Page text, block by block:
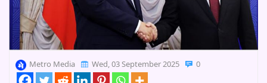
Metro Media Wed, 03 September 2025 0